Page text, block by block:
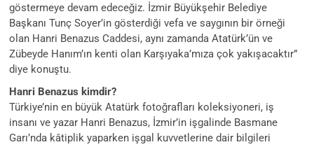
göstermeye devam edeceğiz. İzmir Büyükşehir Belediye
Başkanı Tunç Soyer’in gösterdiği vefa ve saygının bir örneği
olan Hanri Benazus Caddesi, aynı zamanda Atatürk’ün ve
Zübeyde Hanım’ın kenti olan Karşıyaka’mıza çok yakışacaktır”
diye konuştu.
Hanri Benazus kimdir?
Türkiye’nin en büyük Atatürk fotoğrafları koleksiyoneri, iş
insanı ve yazar Hanri Benazus, İzmir’in işgalinde Basmane
Garı’nda kâtiplik yaparken işgal kuvvetlerine dair bilgileri